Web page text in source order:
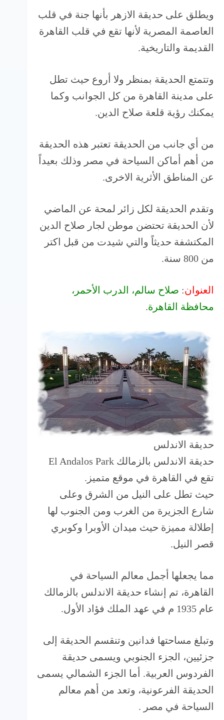
ويطلق على حديقة الازهر بأنها جنة في قلب
العاصمة المصرية لأنها تقع في قلب القاهرة
القديمة والتاريخية.
وتتمتع الحديقة بمنظر ولا أروع حيث تطل
على مدينة القاهرة من كل الجوانب وكما
يمكنك رؤية قلعة صلاح الدين.
من أي جانب من الحديقة تعتبر هذه الحديقة
من أهم أماكن السياحة في مصر وذلك بعيداً
عن المناطق الأثرية الاخرى.
وتقدم الحديقة لكل زائر لمحة عن الماضي
لأن الحديقة تحتضن موطن لجار صلاح الدين
المكتشفة حديثاً والتي شيدت من قبل اكتر
من 800 سنة.
العنوان: صلاح سالم، الدرب الأحمر،
محافظة القاهرة‬.
حديقة الاندلس
حديقة الاندلس بالزمالك El Andalos Park
تقع في القاهرة في موقع متميز.
حيث تطل على النيل من الشرق وعلى
شارع الجزيرة من الغرب ومن الجنوب لها
إطلالة مميزة حيث ميدان الأوبرا وكوبري
قصر النيل.
مما يجعلها أجمل معالم السياحة في
القاهرة، تم إنشاء حديقة الاندلس بالزمالك
عام 1935 م في عهد الملك فؤاد الأول.
وتبلغ مساحتها فدانين وتنقسم الحديقة إلى
جزئيين، الجزء الجنوبي ويسمى حديقة
الفردوس العربية. أما الجزء الشمالي يسمى
الحديقة الفرعونية، وتعد من أهم معالم
السياحة في مصر .